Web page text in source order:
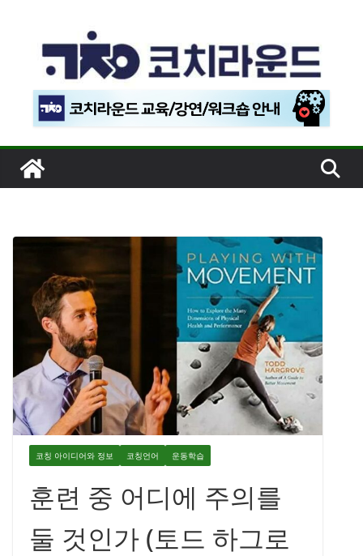
너
기
코칭 아이디어와 정보 코칭언어 운동학습
훈련 중 어디에 주의를
둘 것인가 (토드 하그로